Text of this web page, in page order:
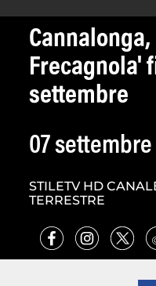
Frecagnola'
settembre
07
STILETV HD
TERRESTRE